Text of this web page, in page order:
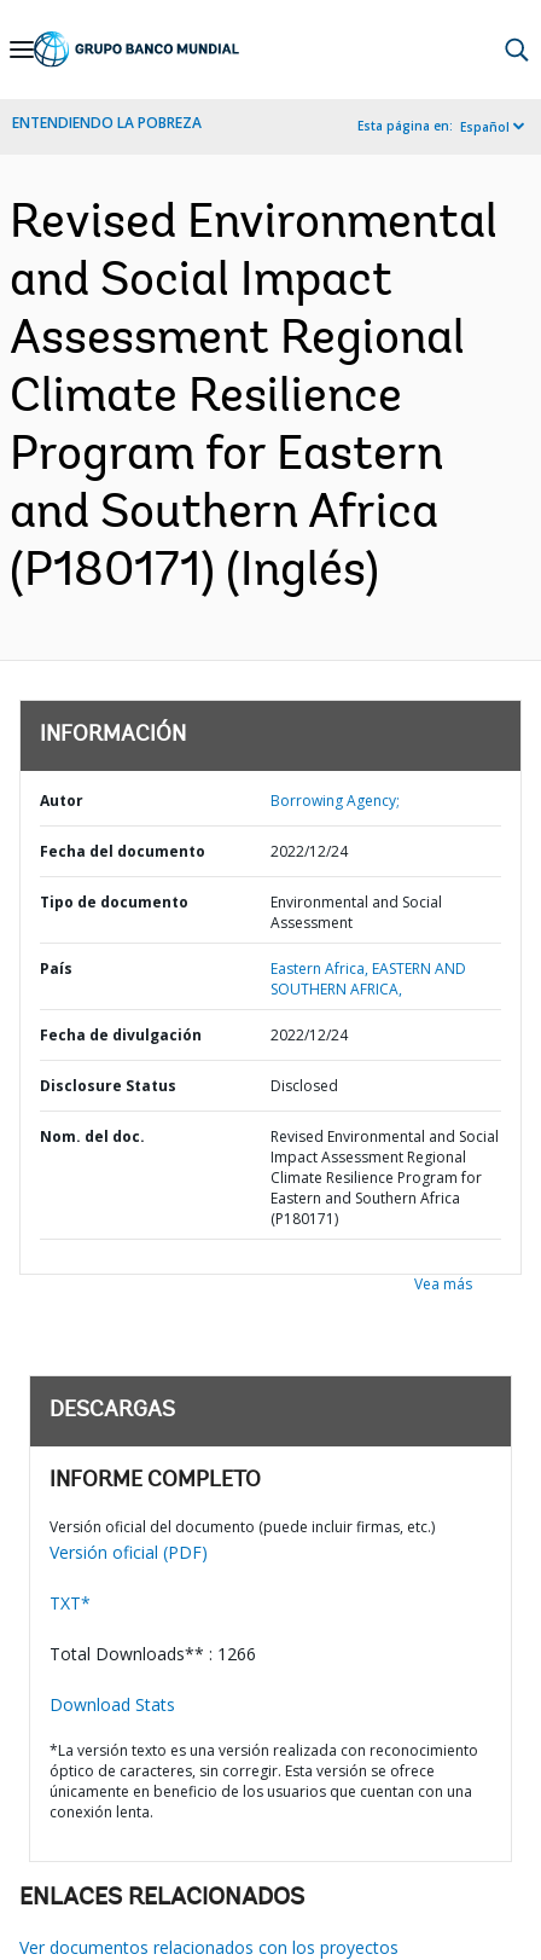
Skip
Navigation
ENTENDIENDO LA POBREZA Esta página en: Español
Revised Environmental
and Social Impact
Assessment Regional
Climate Resilience
Program for Eastern
and Southern Africa
(P180171) (Inglés)
INFORMACIÓN
Autor Borrowing Agency;
Fecha del documento 2022/12/24
Tipo de documento
Environmental and Social
Assessment
País Eastern Africa,EASTERN AND
SOUTHERN AFRICA,
Fecha de divulgación 2022/12/24
Disclosure Status Disclosed
Nom. del doc.
Revised Environmental and Social
Impact Assessment Regional
Climate Resilience Program for
Eastern and Southern Africa
(P180171)
Vea más
DESCARGAS
INFORME COMPLETO
Versión oficial del documento (puede incluir firmas, etc.)
Versión oficial (PDF)
TXT*
Total Downloads** : 1266
Download Stats
*La versión texto es una versión realizada con reconocimiento
óptico de caracteres, sin corregir. Esta versión se ofrece
únicamente en beneficio de los usuarios que cuentan con una
conexión lenta.
ENLACES RELACIONADOS
Ver documentos relacionados con los proyectos